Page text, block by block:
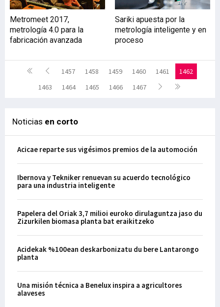
Metromeet 2017,
metrología 4.0 para la
fabricación avanzada
Sariki apuesta por la
metrología inteligente y en
proceso
1457 1458 1459 1460 1461
1462
1463
1464 1465 1466 1467
Noticias en corto
Acicae reparte sus vigésimos premios de la automoción
Ibernova y Tekniker renuevan su acuerdo tecnológico
para una industria inteligente
Papelera del Oriak 3,7 milioi euroko dirulaguntza jaso du
Zizurkilen biomasa planta bat eraikitzeko
Acidekak %100ean deskarbonizatu du bere Lantarongo
planta
Una misión técnica a Benelux inspira a agricultores
alaveses